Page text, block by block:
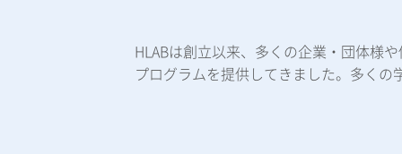
HLABは創立以来、多くの企業・団体様
プログラムを提供してきました。多く